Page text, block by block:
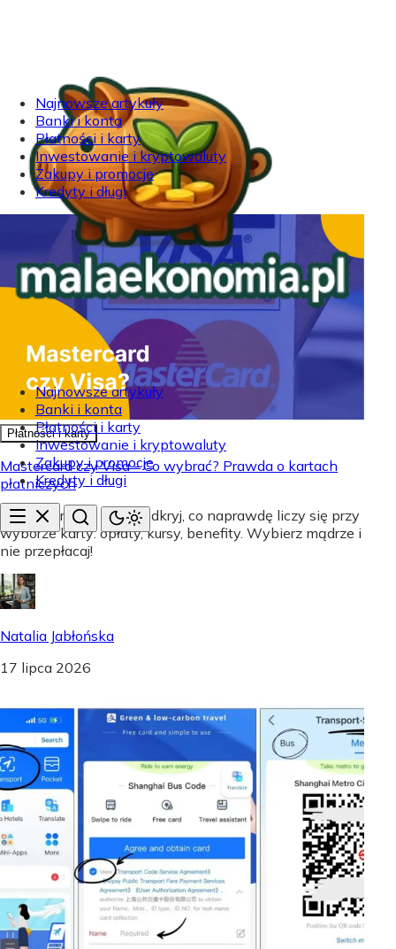
Najnowsze artykuły
Banki i konta
Płatności i karty
Inwestowanie i kryptowaluty
Zakupy i promocje
Kredyty i długi
Najnowsze artykuły
Banki i konta
Płatności i karty
Inwestowanie i kryptowaluty
Zakupy i promocje
Kredyty i długi
Płatności i karty
Mastercard czy Visa - Co wybrać? Prawda o kartach
płatniczych
Mastercard czy Visa? Odkryj, co naprawdę liczy się przy
wyborze karty: opłaty, kursy, benefity. Wybierz mądrze i
nie przepłacaj!
Natalia Jabłońska
17 lipca 2026